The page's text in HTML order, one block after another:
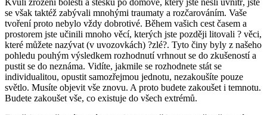
Kvůli zrození bolesti a stesku po domově, který jste nesli uvnitř, jste
se však taktéž zabývali mnohými traumaty a rozčarováním. Vaše
tvoření proto nebylo vždy dobrotivé. Během vašich cest časem a
prostorem jste učinili mnoho věcí, kterých jste později litovali ? věci,
které můžete nazývat (v uvozovkách) ?zlé?. Tyto činy byly z našeho
pohledu pouhým výsledkem rozhodnutí vrhnout se do zkušeností a
pustit se do neznáma. Vidíte, jakmile se rozhodnete stát se
individualitou, opustit samozřejmou jednotu, nezakoušíte pouze
světlo. Musíte objevit vše znovu. A proto budete zakoušet i temnotu.
Budete zakoušet vše, co existuje do všech extrémů.